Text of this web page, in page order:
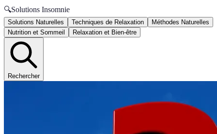
🔍Solutions Insomnie
Solutions Naturelles Techniques de Relaxation
Méthodes Naturelles
Nutrition et Sommeil
Relaxation et Bien-être
Rechercher